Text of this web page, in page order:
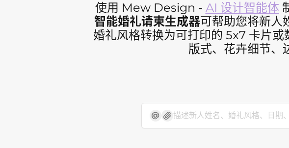
使用 Mew Design - AI 设计智能体
智能婚礼请柬生成器可帮助您将新人
婚礼风格转换为可打印的 5x7 卡片
版式、花卉细节、